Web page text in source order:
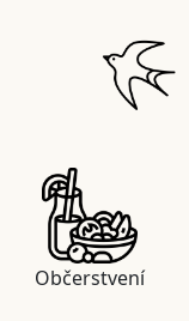
Občerstvení